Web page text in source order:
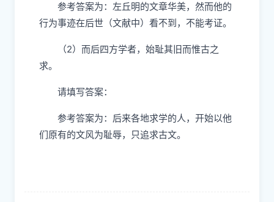
参考答案为：左丘明的文章华美，然而他的
行为事迹在后世（文献中）看不到，不能考证。
（2）而后四方学者，始耻其旧而惟古之
求。
请填写答案：
参考答案为：后来各地求学的人，开始以他
们原有的文风为耻辱，只追求古文。